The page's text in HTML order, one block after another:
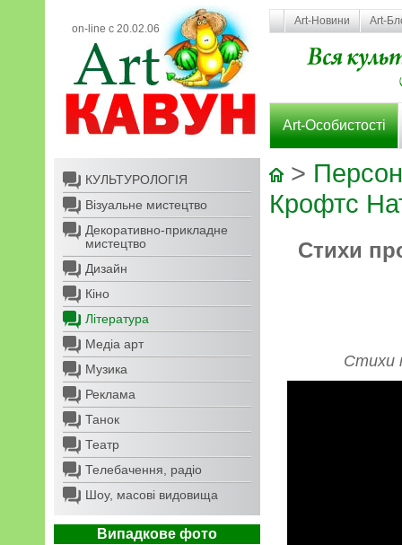
on-line с 20.02.06
Art-Новини Art-
Art-Особистості
КУЛЬТУРОЛОГІЯ
Візуальне мистецтво
Декоративно-прикладне
мистецтво
Дизайн
Кіно
Література
Медіа арт
Музика
Реклама
Танок
Театр
Телебачення, радіо
Шоу, масові видовища
Випадкове фото
>
Крофтс
Стихи
Стихи